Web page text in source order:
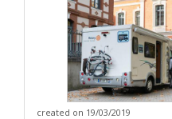
created on 19/03/2019